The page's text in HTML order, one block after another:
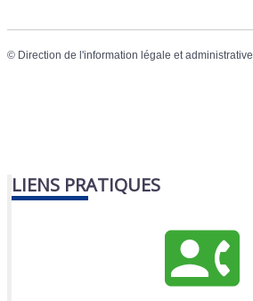
© Direction de l'information légale et administrative
LIENS PRATIQUES